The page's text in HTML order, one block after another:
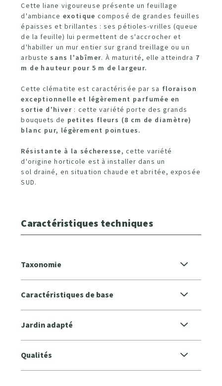
Cette liane vigoureuse présente un feuillage
d'ambiance exotique composé de grandes feuilles
épaisses et brillantes : ses pétioles-vrilles (queue
de la feuille) lui permettent de s'accrocher et
d'habiller un mur entier sur grand treillage ou un
arbuste sans l'abîmer. À maturité, elle atteindra 7
m de hauteur pour 5 m de largeur.
Cette clématite est caractérisée par sa floraison
exceptionnelle et légèrement parfumée en
sortie d'hiver : cette variété porte des grands
bouquets de petites fleurs (8 cm de diamètre)
blanc pur, légèrement pointues.
Résistante à la sécheresse, cette variété
d'origine horticole est à installer dans un
sol drainé, en situation chaude et abritée, exposée
SUD.
Caractéristiques techniques
Taxonomie
Caractéristiques de base
Jardin adapté
Qualités